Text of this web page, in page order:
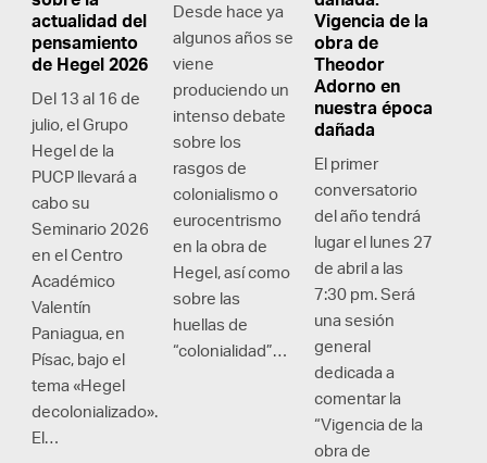
actualidad del
pensamiento
de Hegel 2026
Del 13 al 16 de
julio, el Grupo
Hegel de la
PUCP llevará a
cabo su
Seminario 2026
en el Centro
Académico
Valentín
Paniagua, en
Písac, bajo el
tema «Hegel
decolonializado».
El…
Desde hace ya
algunos años se
viene
produciendo un
intenso debate
sobre los
rasgos de
colonialismo o
eurocentrismo
en la obra de
Hegel, así como
sobre las
huellas de
“colonialidad”…
Vigencia de la
obra de
Theodor
Adorno en
nuestra época
dañada
El primer
conversatorio
del año tendrá
lugar el lunes 27
de abril a las
7:30 pm. Será
una sesión
general
dedicada a
comentar la
“Vigencia de la
obra de